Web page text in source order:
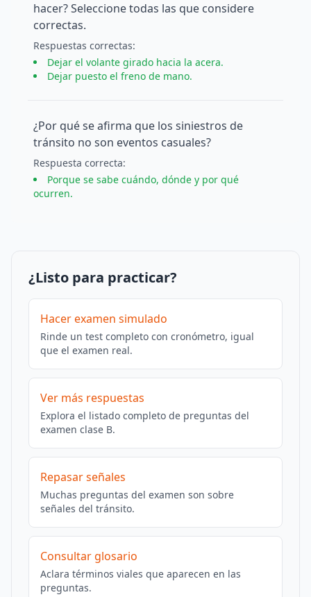
hacer? Seleccione todas las que considere
correctas.
Respuestas correctas:
Dejar el volante girado hacia la acera.
Dejar puesto el freno de mano.
¿Por qué se afirma que los siniestros de
tránsito no son eventos casuales?
Respuesta correcta:
Porque se sabe cuándo, dónde y por qué
ocurren.
¿Listo para practicar?
Hacer examen simulado
Rinde un test completo con cronómetro, igual
que el examen real.
Ver más respuestas
Explora el listado completo de preguntas del
examen clase B.
Repasar señales
Muchas preguntas del examen son sobre
señales del tránsito.
Consultar glosario
Aclara términos viales que aparecen en las
preguntas.